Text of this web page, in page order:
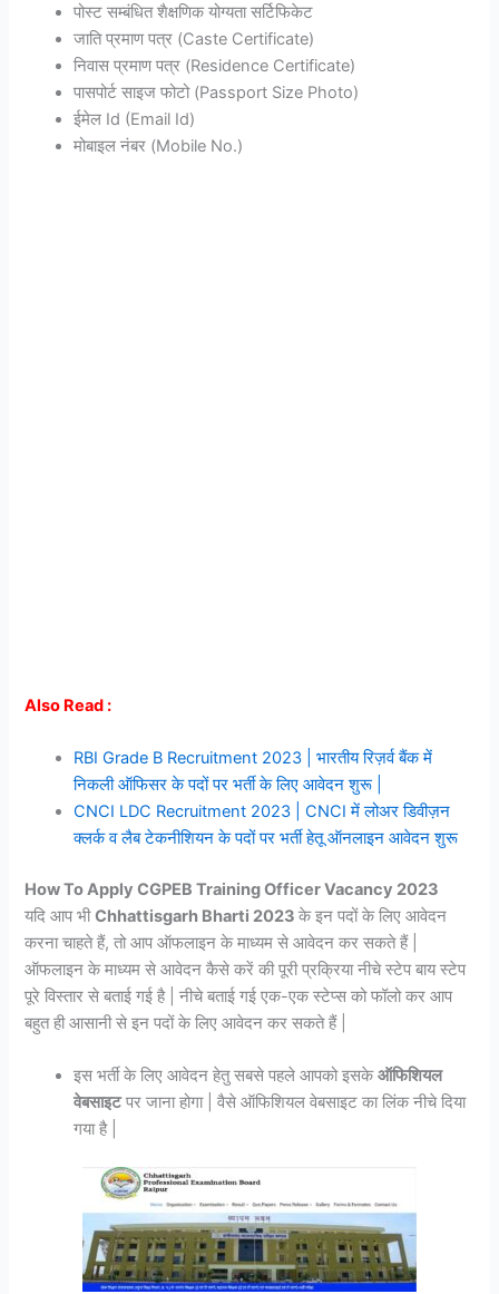
पोस्ट सम्बंधित शैक्षणिक योग्यता सर्टिफिकेट
जाति प्रमाण पत्र (Caste Certificate)
निवास प्रमाण पत्र (Residence Certificate)
पासपोर्ट साइज फोटो (Passport Size Photo)
ईमेल Id (Email Id)
मोबाइल नंबर (Mobile No.)
Also Read :
RBI Grade B Recruitment 2023 | भारतीय रिज़र्व बैंक में
निकली ऑफिसर के पदों पर भर्ती के लिए आवेदन शुरू |
CNCI LDC Recruitment 2023 | CNCI में लोअर डिवीज़न
क्लर्क व लैब टेकनीशियन के पदों पर भर्ती हेतू ऑनलाइन आवेदन शुरू
How To Apply CGPEB Training Officer Vacancy 2023
यदि आप भीChhattisgarh Bharti 2023के इन पदों के लिए आवेदन
करना चाहते हैं, तो आप ऑफलाइन के माध्यम से आवेदन कर सकते हैं |
ऑफलाइन के माध्यम से आवेदन कैसे करें की पूरी प्रक्रिया नीचे स्टेप बाय स्टेप
पूरे विस्तार से बताई गई है | नीचे बताई गई एक-एक स्टेप्स को फॉलो कर आप
बहुत ही आसानी से इन पदों के लिए आवेदन कर सकते हैं |
इस भर्ती के लिए आवेदन हेतु सबसे पहले आपको इसकेऑफिशियल
वेबसाइटपर जाना होगा | वैसे ऑफिशियल वेबसाइट का लिंक नीचे दिया
गया है |